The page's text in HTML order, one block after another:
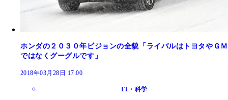
ホンダの２０３０年ビジョンの全貌「ライバルはトヨタやＧＭ
ではなくグーグルです」
2018年03月28日 17:00
IT・科学